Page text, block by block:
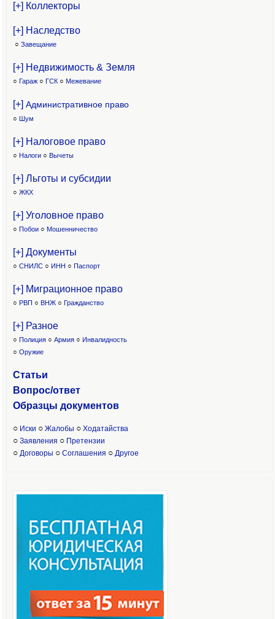
[+] Коллекторы
[+] Наследство
○ Завещание
[+] Недвижимость & Земля
○ Гараж ○ ГСК ○ Межевание
[+] Административное право
○ Шум
[+] Налоговое право
○ Налоги ○ Вычеты
[+] Льготы и субсидии
○ ЖКХ
[+] Уголовное право
○ Побои ○ Мошенничество
[+] Документы
○ СНИЛС ○ ИНН ○ Паспорт
[+] Миграционное право
○ РВП ○ ВНЖ ○ Гражданство
[+] Разное
○ Полиция ○ Армия ○ Инвалидность
○ Оружие
Статьи
Вопрос/ответ
Образцы документов
○ Иски ○ Жалобы ○ Ходатайства
○ Заявления ○ Претензии
○ Договоры ○ Соглашения ○ Другое